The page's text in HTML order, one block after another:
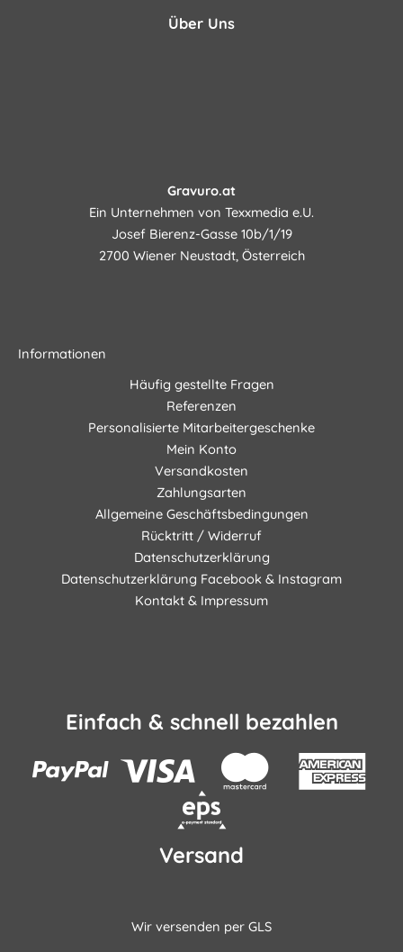
Über Uns
Gravuro.at
Ein Unternehmen von Texxmedia e.U.
Josef Bierenz-Gasse 10b/1/19
2700 Wiener Neustadt, Österreich
Informationen
Häufig gestellte Fragen
Referenzen
Personalisierte Mitarbeitergeschenke
Mein Konto
Versandkosten
Zahlungsarten
Allgemeine Geschäftsbedingungen
Rücktritt / Widerruf
Datenschutzerklärung
Datenschutzerklärung Facebook & Instagram
Kontakt & Impressum
Einfach & schnell bezahlen
Versand
Wir versenden per GLS